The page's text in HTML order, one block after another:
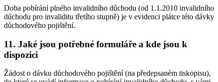
Doba pobírání plného invalidního důchodu (od 1.1.2010 invalidního
důchodu pro invaliditu třetího stupně) je v evidenci plátce této dávky
důchodového pojištění.
11. Jaké jsou potřebné formuláře a kde jsou k
dispozici
Žádost o dávku důchodového pojištění (na předepsaném tiskopisu),